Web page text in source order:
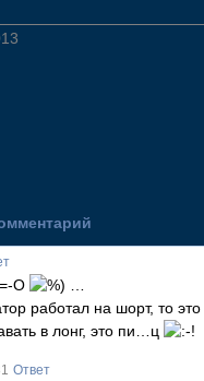
работал на шорт, то
в лонг, это пи…ц
Ответ